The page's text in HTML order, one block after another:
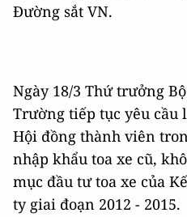
Đường sắt VN.
Ngày 18/3 Thứ trưởng
Trường tiếp tục yêu cầu
Hội đồng thành viên
nhập khẩu toa xe cũ,
mục đầu tư toa xe của
ty giai đoạn 2012 - 2015.